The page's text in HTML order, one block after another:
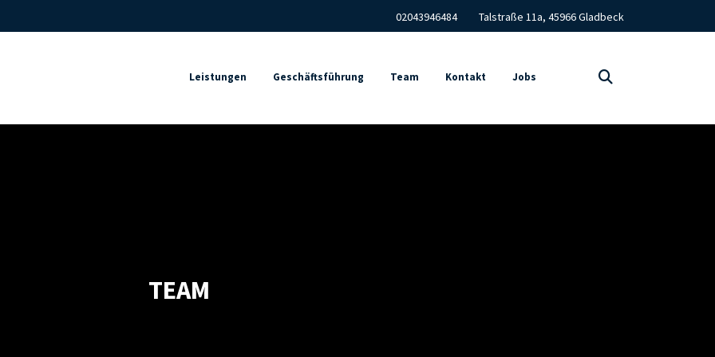
02043946484 Talstraße 11a, 45966 Gladbeck
Leistungen Geschäftsführung Team Kontakt Jobs
TEAM